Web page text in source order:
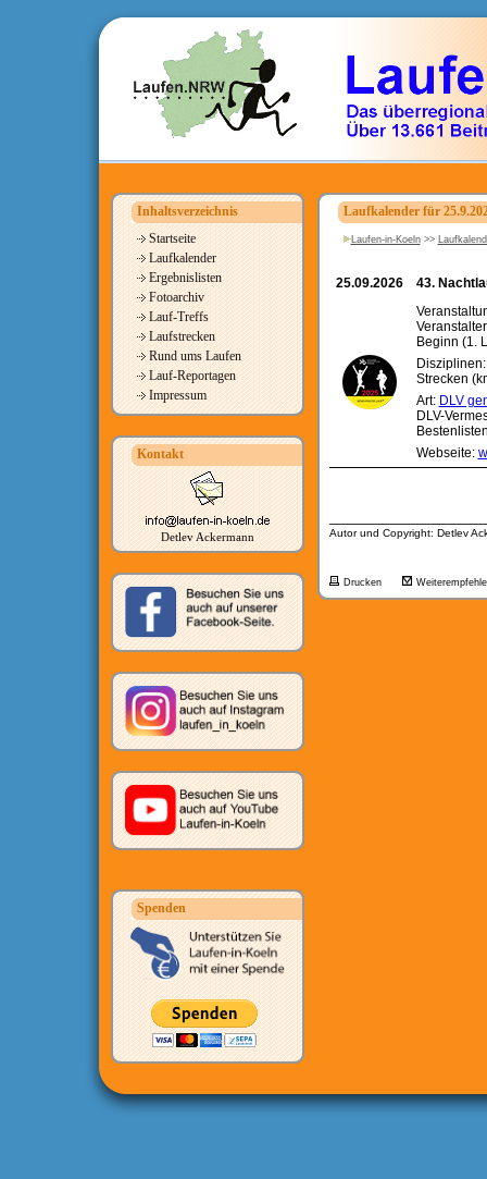
Inhaltsverzeichnis
Startseite
Laufkalender
Ergebnislisten
Fotoarchiv
Lauf-Treffs
Laufstrecken
Rund ums Laufen
Lauf-Reportagen
Impressum
Kontakt
Detlev Ackermann
Spenden
Laufkalender für
Laufen-in-Koeln>>
25.09.2026
43.
Beginn (1.
Strecken
Art: DLV
DLV-
Webseite:
Autor und Copyright: Detlev
Drucken